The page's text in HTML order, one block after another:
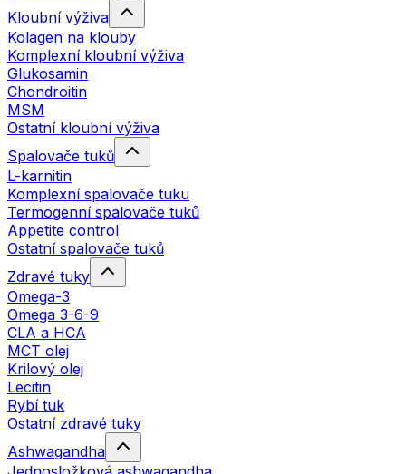
Kloubní výživa
Kolagen na klouby
Komplexní kloubní výživa
Glukosamin
Chondroitin
MSM
Ostatní kloubní výživa
Spalovače tuků
L-karnitin
Komplexní spalovače tuku
Termogenní spalovače tuků
Appetite control
Ostatní spalovače tuků
Zdravé tuky
Omega-3
Omega 3-6-9
CLA a HCA
MCT olej
Krilový olej
Lecitin
Rybí tuk
Ostatní zdravé tuky
Ashwagandha